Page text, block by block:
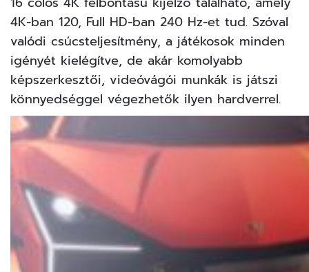
4K-ban 120, Full HD-ban 240 Hz-et tud. Szóval
valódi csúcsteljesítmény, a játékosok minden
igényét kielégítve, de akár komolyabb
képszerkesztői, videóvágói munkák is játszi
könnyedséggel végezhetők ilyen hardverrel.